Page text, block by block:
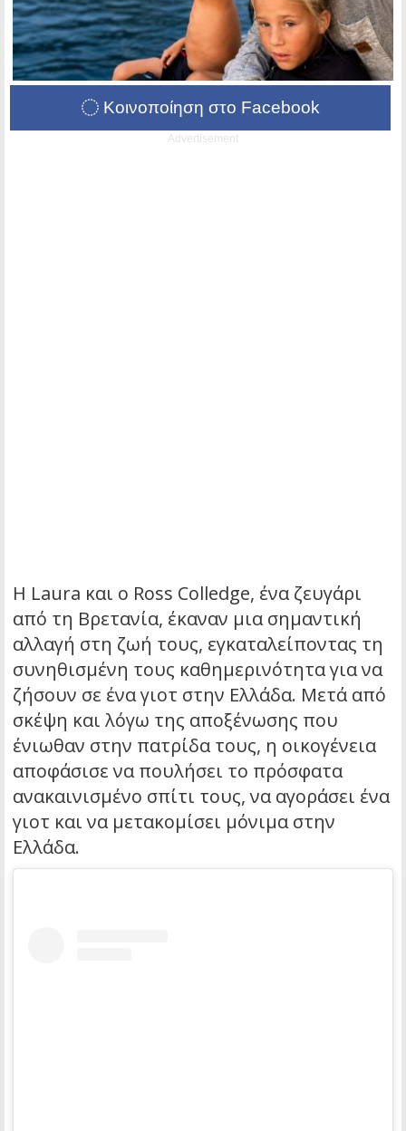
Κοινοποίηση στο Facebook
Advertisement
Η Laura και ο Ross Colledge, ένα ζευγάρι
από τη Βρετανία, έκαναν μια σημαντική
αλλαγή στη ζωή τους, εγκαταλείποντας τη
συνηθισμένη τους καθημερινότητα για να
ζήσουν σε ένα γιοτ στην Ελλάδα. Μετά από
σκέψη και λόγω της αποξένωσης που
ένιωθαν στην πατρίδα τους, η οικογένεια
αποφάσισε να πουλήσει το πρόσφατα
ανακαινισμένο σπίτι τους, να αγοράσει ένα
γιοτ και να μετακομίσει μόνιμα στην
Ελλάδα.